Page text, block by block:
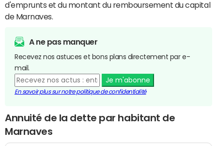
d'emprunts et du montant du remboursement du capital
de Marnaves.
A ne pas manquer
Recevez nos astuces et bons plans directement par e-
mail.
Je m'abonne
En savoir plus sur notre politique de confidentialité
Annuité de la dette par habitant de
Marnaves